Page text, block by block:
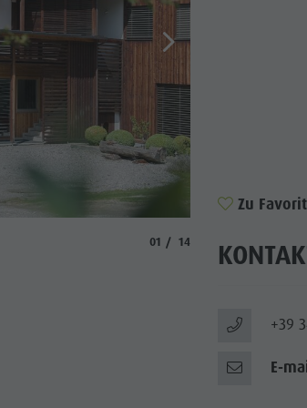
UMGEBUNG
& HANDWERK
EVENTS
aria.slide_indicator.prefix
01 aria.slide_indicator.of
14
Zu
+39
E-